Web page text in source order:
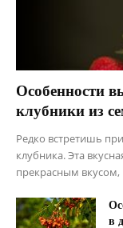
Особенности
клубники из
Редко встретишь
клубника. Эта
прекрасным вкусом,
в